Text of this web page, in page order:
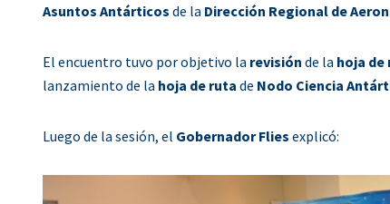
Asuntos Antárticos de la Dirección Regional de
El encuentro tuvo por objetivo la revisión de la hoja de
lanzamiento de la hoja de ruta de Nodo Ciencia
Luego de la sesión, el Gobernador Flies explicó: